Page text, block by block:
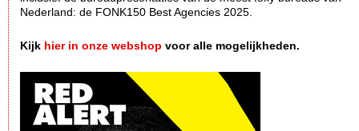
Nederland: de FONK150 Best Agencies 2025.
Kijk hier in onze webshop voor alle mogelijkheden.